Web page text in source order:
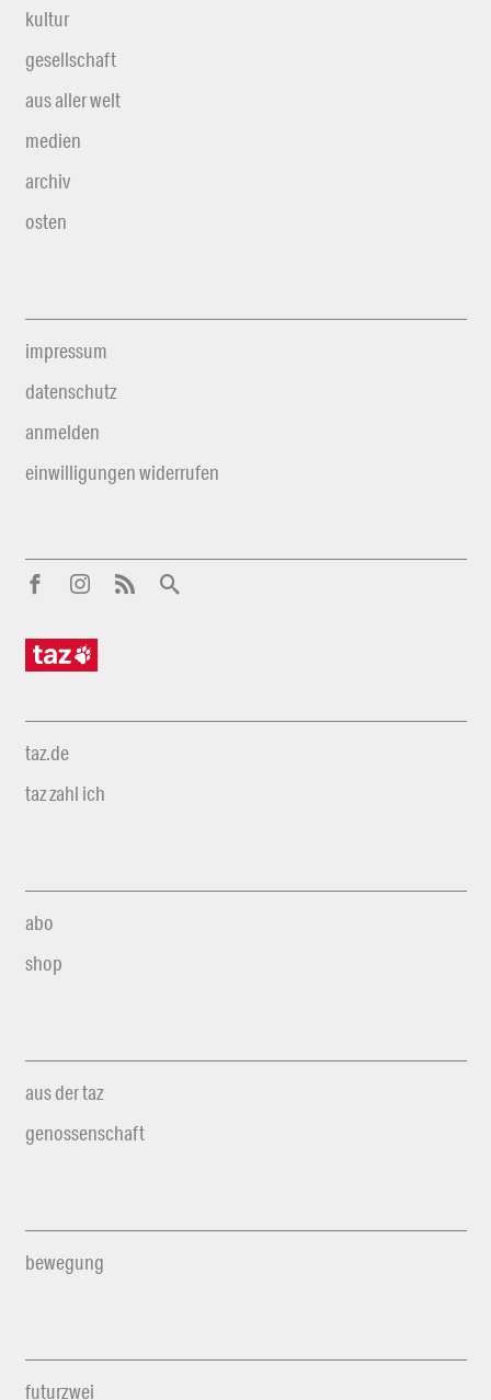
kultur
gesellschaft
aus aller welt
medien
archiv
osten
impressum
datenschutz
anmelden
einwilligungen widerrufen
taz.de
taz zahl ich
abo
shop
aus der taz
genossenschaft
bewegung
futurzwei